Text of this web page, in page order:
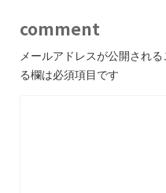
comment
メールアドレスが公開される
る欄は必須項目です